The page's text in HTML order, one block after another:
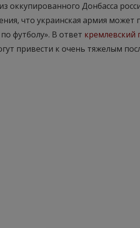
оккупированного Донбасса
что украинская армия может
футболу». В ответ кремлевский
привести к очень тяжелым